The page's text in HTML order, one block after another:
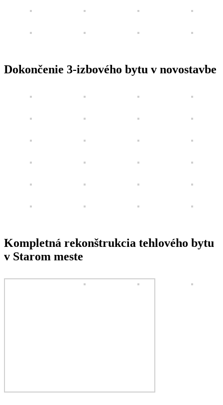
Dokončenie 3-izbového bytu v novostavbe
Kompletná rekonštrukcia tehlového bytu
v Starom meste